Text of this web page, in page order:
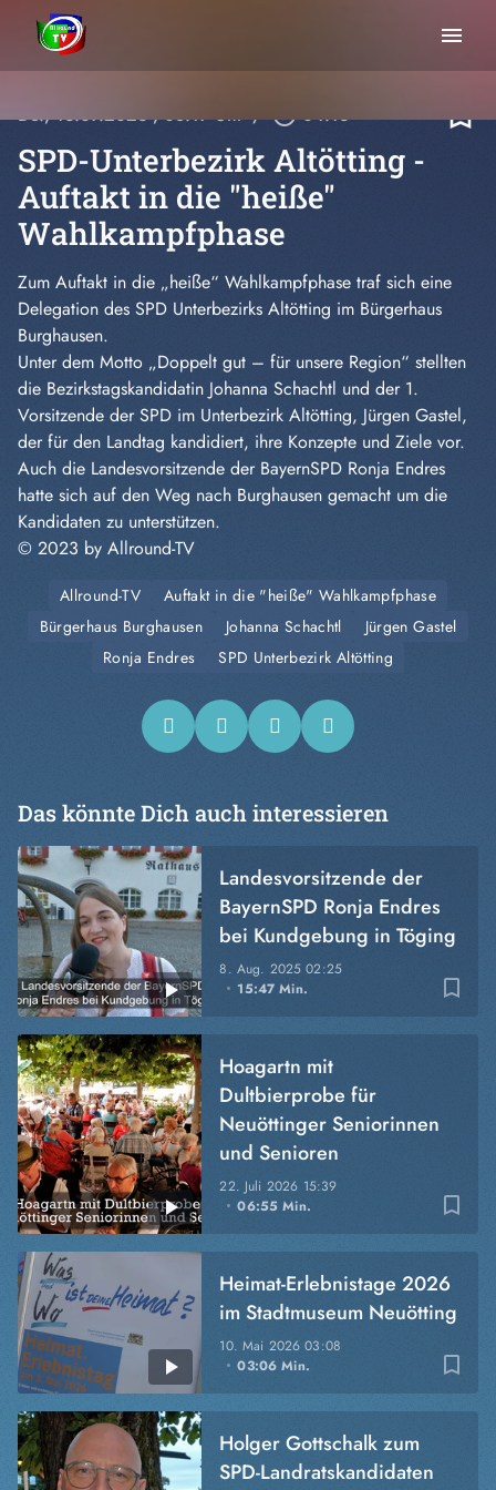
menu
Do., 13.07.2023, 08:17 Uhr / play_circle_outline04:13 bookmark_border
SPD-Unterbezirk Altötting -
Auftakt in die "heiße"
Wahlkampfphase
Zum Auftakt in die „heiße“ Wahlkampfphase traf sich eine
Delegation des SPD Unterbezirks Altötting im Bürgerhaus
Burghausen.
Unter dem Motto „Doppelt gut – für unsere Region“ stellten
die Bezirkstagskandidatin Johanna Schachtl und der 1.
Vorsitzende der SPD im Unterbezirk Altötting, Jürgen Gastel,
der für den Landtag kandidiert, ihre Konzepte und Ziele vor.
Auch die Landesvorsitzende der BayernSPD Ronja Endres
hatte sich auf den Weg nach Burghausen gemacht um die
Kandidaten zu unterstützen.
© 2023 by Allround-TV
Allround-TV
Auftakt in die "heiße" Wahlkampfphase
Bürgerhaus Burghausen
Johanna Schachtl
Jürgen Gastel
Ronja Endres
SPD Unterbezirk Altötting
Das könnte Dich auch interessieren
bookmark_border
8. Aug. 202502:25
15:47 Min.
Landesvorsitzende der
BayernSPD Ronja Endres
bei Kundgebung in Töging
bookmark_border
22. Juli 2026 15:39
06:55 Min.
Hoagartn mit
Dultbierprobe für
Neuöttinger Seniorinnen
und Senioren
bookmark_border
10. Mai 202603:08
03:06 Min.
Heimat-Erlebnistage 2026
im Stadtmuseum Neuötting
Holger Gottschalk zum
SPD-Landratskandidaten